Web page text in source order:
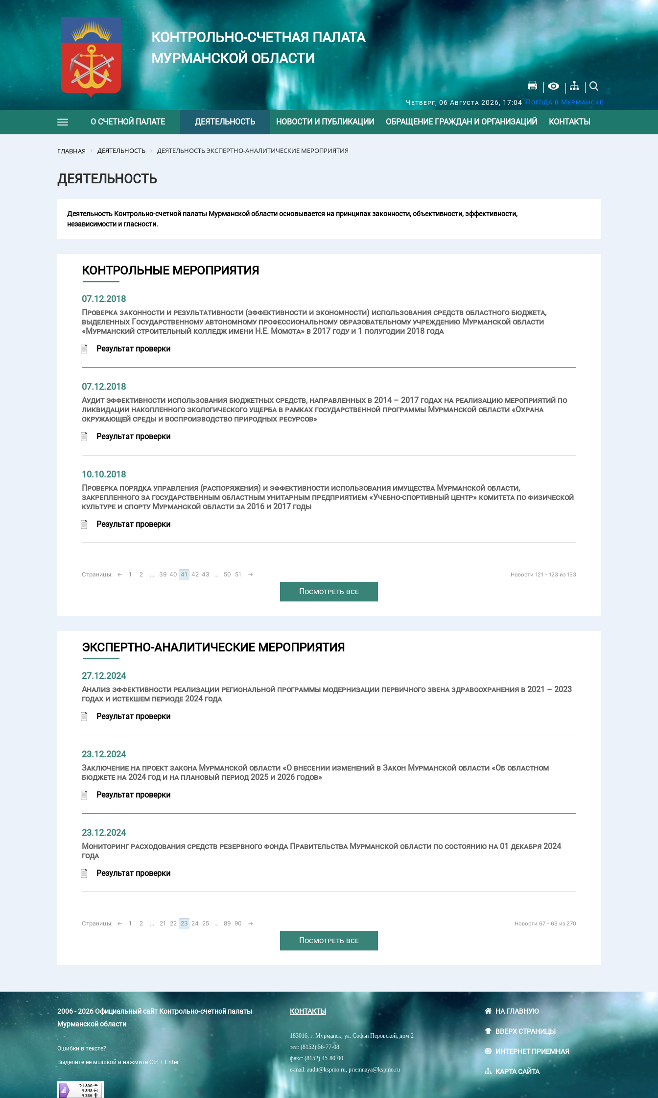
КОНТРОЛЬНО-СЧЕТНАЯ ПАЛАТА
МУРМАНСКОЙ ОБЛАСТИ
Четверг, 06 Августа 2026, 17:04 Погода в Мурманске
Toggle navigation
О СЧЕТНОЙ ПАЛАТЕ ДЕЯТЕЛЬНОСТЬ НОВОСТИ И ПУБЛИКАЦИИ ОБРАЩЕНИЕ ГРАЖДАН И ОРГАНИЗАЦИЙ КОНТАКТЫ
ГЛАВНАЯ ДЕЯТЕЛЬНОСТЬ ДЕЯТЕЛЬНОСТЬ ЭКСПЕРТНО-АНАЛИТИЧЕСКИЕ МЕРОПРИЯТИЯ
ДЕЯТЕЛЬНОСТЬ
Деятельность Контрольно-счетной палаты Мурманской области основывается на принципах законности, объективности, эффективности,
независимости и гласности.
КОНТРОЛЬНЫЕ МЕРОПРИЯТИЯ
07.12.2018
Проверка законности и результативности (эффективности и экономности) использования средств областного бюджета,
выделенных Государственному автономному профессиональному образовательному учреждению Мурманской области
«Мурманский строительный колледж имени Н.Е. Момота» в 2017 году и 1 полугодии 2018 года
Результат проверки
07.12.2018
Аудит эффективности использования бюджетных средств, направленных в 2014 – 2017 годах на реализацию мероприятий по
ликвидации накопленного экологического ущерба в рамках государственной программы Мурманской области «Охрана
окружающей среды и воспроизводство природных ресурсов»
Результат проверки
10.10.2018
Проверка порядка управления (распоряжения) и эффективности использования имущества Мурманской области,
закрепленного за государственным областным унитарным предприятием «Учебно-спортивный центр» комитета по физической
культуре и спорту Мурманской области за 2016 и 2017 годы
Результат проверки
Новости 121 - 123 из 153
Страницы: ← 1 2 ... 39 40 41 42 43 ... 50 51 →
Посмотреть все
ЭКСПЕРТНО-АНАЛИТИЧЕСКИЕ МЕРОПРИЯТИЯ
27.12.2024
Анализ эффективности реализации региональной программы модернизации первичного звена здравоохранения в 2021 – 2023
годах и истекшем периоде 2024 года
Результат проверки
23.12.2024
Заключение на проект закона Мурманской области «О внесении изменений в Закон Мурманской области «Об областном
бюджете на 2024 год и на плановый период 2025 и 2026 годов»
Результат проверки
23.12.2024
Мониторинг расходования средств резервного фонда Правительства Мурманской области по состоянию на 01 декабря 2024
года
Результат проверки
Новости 67 - 69 из 270
Страницы: ← 1 2 ... 21 22 23 24 25 ... 89 90 →
Посмотреть все
2006 - 2026 Официальный сайт Контрольно-счетной палаты
Мурманской области
Ошибки в тексте?
Выделите ее мышкой и нажмите Ctrl + Enter
КОНТАКТЫ
183016, г. Мурманск, ул. Софьи Перовской, дом 2
тел: (8152) 56-77-08
факс: (8152) 45-80-00
e-mail: audit@kspmo.ru, priemnaya@kspmo.ru
НА ГЛАВНУЮ
ВВЕРХ СТРАНИЦЫ
ИНТЕРНЕТ ПРИЕМНАЯ
КАРТА САЙТА